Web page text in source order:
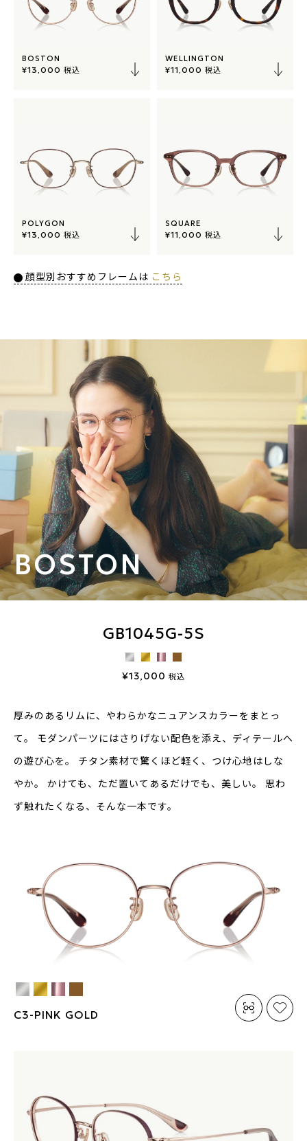
BOSTON
¥13,000 税込
WELLINGTON
¥11,000 税込
POLYGON
¥13,000 税込
SQUARE
¥11,000 税込
顔型別おすすめフレームは こちら
BOSTON
GB1045G-5S
¥13,000 税込
厚みのあるリムに、やわらかなニュアンスカラーをまとっ
て。
モダンパーツにはさりげない配色を添え、ディテールへ
の遊び心を。
チタン素材で驚くほど軽く、つけ心地はしな
やか。
かけても、ただ置いてあるだけでも、美しい。
思わ
ず触れたくなる、そんな一本です。
C3-PINK GOLD